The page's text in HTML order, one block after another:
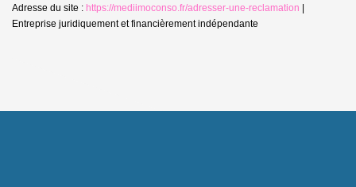
Adresse du site : https://mediimoconso.fr/adresser-une-reclamation |
Entreprise juridiquement et financièrement indépendante